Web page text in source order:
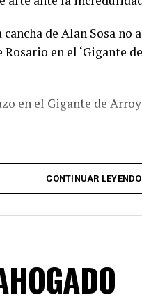
de Alan Sosa no
en el ‘Gigante
en el Gigante de
CONTINUAR LEYENDO